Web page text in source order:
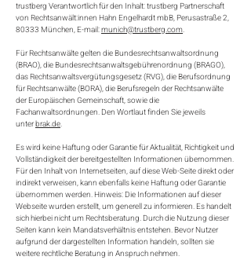
trustberg Verantwortlich für den Inhalt: trustberg Partnerschaft
von Rechtsanwält:innen Hahn Engelhardt mbB, Perusastraße 2,
80333 München, E-mail:munich@trustberg.com.
Für Rechtsanwälte gelten die Bundesrechtsanwaltsordnung
(BRAO), die Bundesrechtsanwaltsgebührenordnung (BRAGO),
das Rechtsanwaltsvergütungsgesetz (RVG), die Berufsordnung
für Rechtsanwälte (BORA), die Berufsregeln der Rechtsanwälte
der Europäischen Gemeinschaft, sowie die
Fachanwaltsordnungen. Den Wortlaut finden Sie jeweils
unterbrak.de.
Es wird keine Haftung oder Garantie für Aktualität, Richtigkeit und
Vollständigkeit der bereitgestellten Informationen übernommen.
Für den Inhalt von Internetseiten, auf diese Web-Seite direkt oder
indirekt verweisen, kann ebenfalls keine Haftung oder Garantie
übernommen werden. Hinweis: Die Informationen auf dieser
Webseite wurden erstellt, um generell zu informieren. Es handelt
sich hierbei nicht um Rechtsberatung. Durch die Nutzung dieser
Seiten kann kein Mandatsverhältnis entstehen. Bevor Nutzer
aufgrund der dargestellten Information handeln, sollten sie
weitere rechtliche Beratung in Anspruch nehmen.